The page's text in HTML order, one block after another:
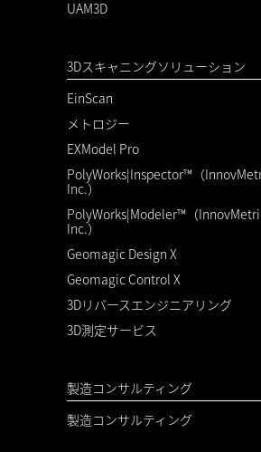
UAM3D
3Dスキャニングソリューション
EinScan
メトロジー
EXModel Pro
PolyWorks|Inspector™（
Inc.）
PolyWorks|Modeler™（
Inc.）
Geomagic Design X
Geomagic Control X
3Dリバースエンジニアリング
3D測定サービス
製造コンサルティング
製造コンサルティング